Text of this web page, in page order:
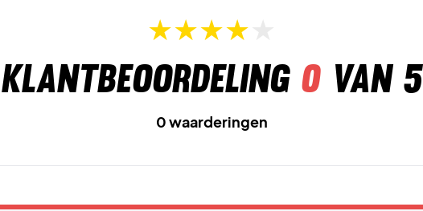
Klantbeoordeling 0van 5
0 waarderingen